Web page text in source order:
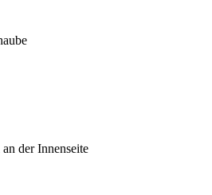
der Innenseite